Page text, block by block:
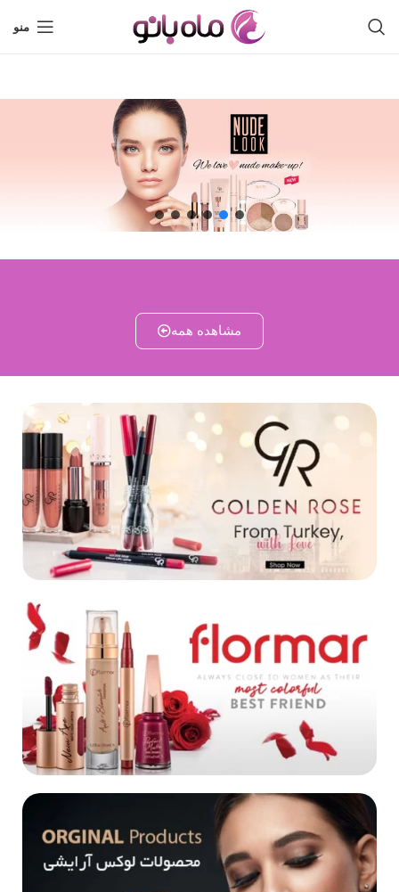
منو
مشاهده همه